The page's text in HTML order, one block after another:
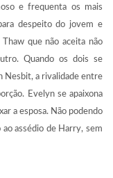
e frequenta os mais
despeito do jovem e
que não aceita não
Quando os dois se
Nesbit, a rivalidade entre
Evelyn se apaixona
a esposa. Não podendo
assédio de Harry, sem